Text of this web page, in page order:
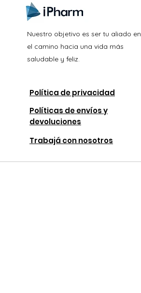
Nuestro objetivo es ser tu aliado en
el camino hacia una vida más
saludable y feliz.
Política de privacidad
Políticas de envíos y
devoluciones
Trabajá con nosotros